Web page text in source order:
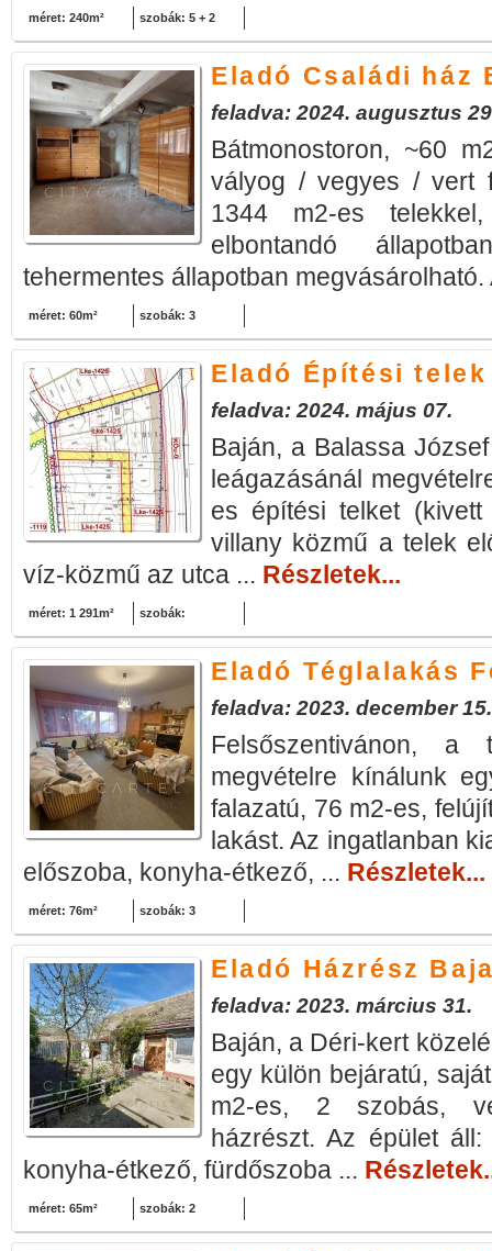
méret: 240m² szobák: 5 + 2
Eladó Családi ház
feladva: 2024. augusztus
Bátmonostoron, ~60
vályog / vegyes / vert
1344 m2-es
elbontandó
tehermentes állapotban
méret: 60m² szobák: 3
Eladó Építési
feladva: 2024. május 07.
Baján, a Balassa
leágazásánál
es építési telket (kivett
villany közmű a telek
víz-közmű az utca ... Részletek...
méret: 1 291m² szobák:
Eladó Téglalakás
feladva: 2023. december 15.
Felsőszentivánon, a
megvételre kínálunk
falazatú, 76 m2-es,
lakást. Az ingatlanban
előszoba, konyha-étkező, ... Részletek...
méret: 76m² szobák: 3
Eladó Házrész
feladva: 2023. március 31.
Baján, a Déri-kert
egy külön bejáratú,
m2-es, 2 szobás,
házrészt. Az épület
konyha-étkező, fürdőszoba ...
méret: 65m² szobák: 2